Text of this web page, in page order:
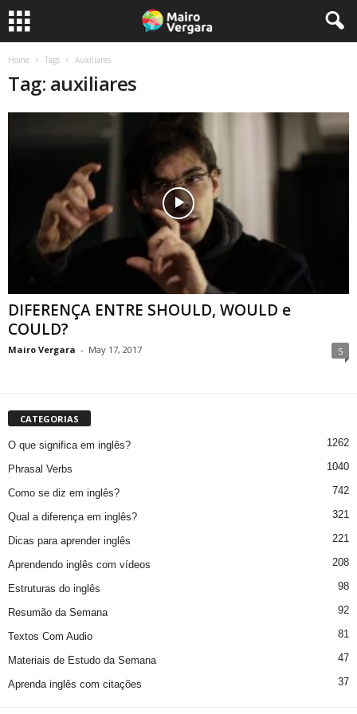
Home Tags Auxiliares
Tag: auxiliares
DIFERENÇA ENTRE SHOULD, WOULD e
COULD?
Mairo Vergara - May 17, 2017 5
CATEGORIAS
O que significa em inglês? 1262
Phrasal Verbs 1040
Como se diz em inglês? 742
Qual a diferença em inglês? 321
Dicas para aprender inglês 221
Aprendendo inglês com vídeos 208
Estruturas do inglês 98
Resumão da Semana 92
Textos Com Audio 81
Materiais de Estudo da Semana 47
Aprenda inglês com citações 37